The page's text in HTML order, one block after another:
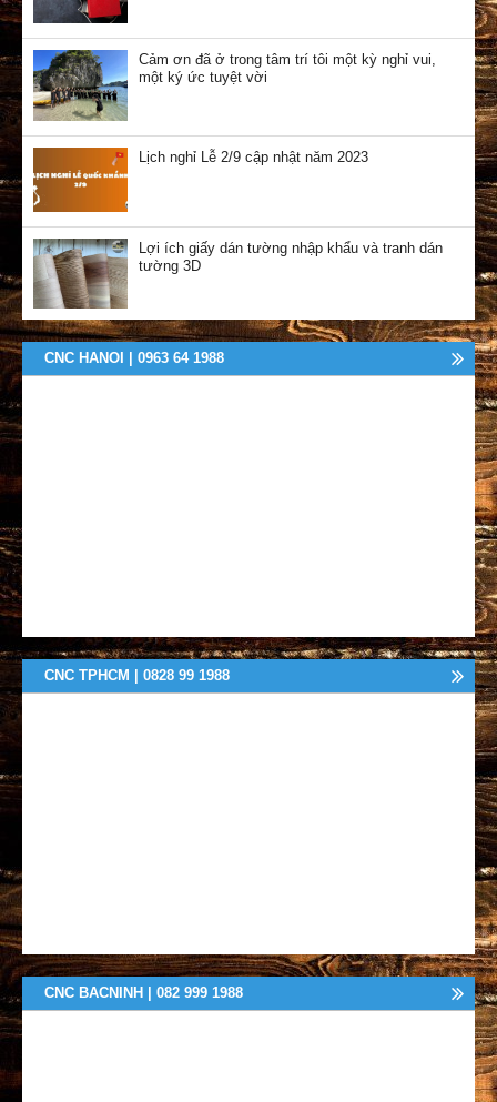
Cảm ơn đã ở trong tâm trí tôi một kỳ nghỉ vui,
một ký ức tuyệt vời
Lịch nghỉ Lễ 2/9 cập nhật năm 2023
Lợi ích giấy dán tường nhập khẩu và tranh dán
tường 3D
CNC HANOI | 0963 64 1988
CNC TPHCM | 0828 99 1988
CNC BACNINH | 082 999 1988